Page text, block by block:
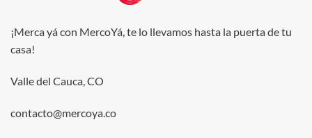
¡Merca yá con MercoYá, te lo llevamos hasta la puerta de tu
casa!
Valle del Cauca, CO
contacto@mercoya.co